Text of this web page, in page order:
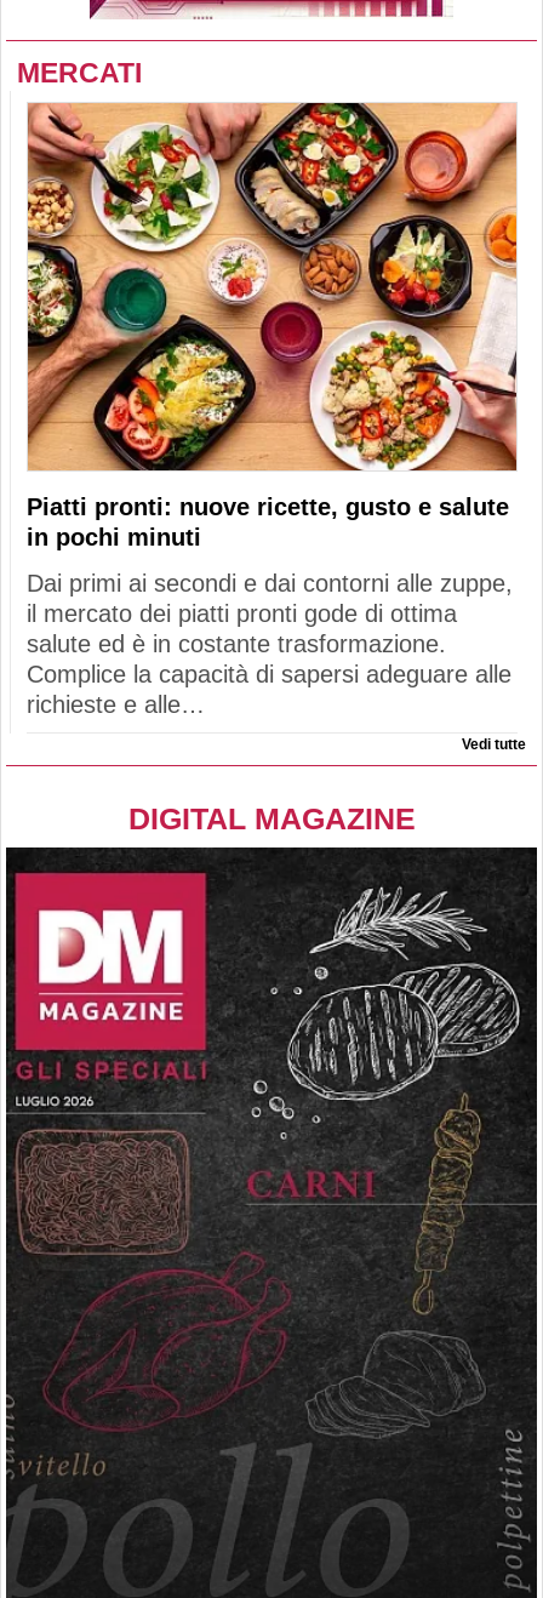
MERCATI
Piatti pronti: nuove ricette, gusto e salute
in pochi minuti
Dai primi ai secondi e dai contorni alle zuppe,
il mercato dei piatti pronti gode di ottima
salute ed è in costante trasformazione.
Complice la capacità di sapersi adeguare alle
richieste e alle…
Vedi tutte
DIGITAL MAGAZINE